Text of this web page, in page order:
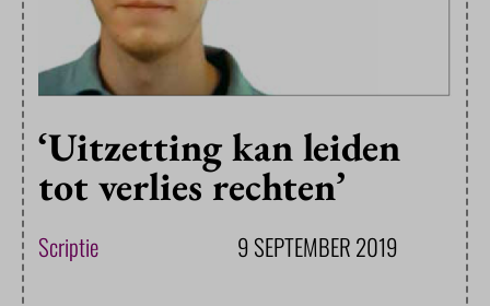
‘Uitzetting kan leiden
tot verlies rechten’
Scriptie 9 SEPTEMBER 2019